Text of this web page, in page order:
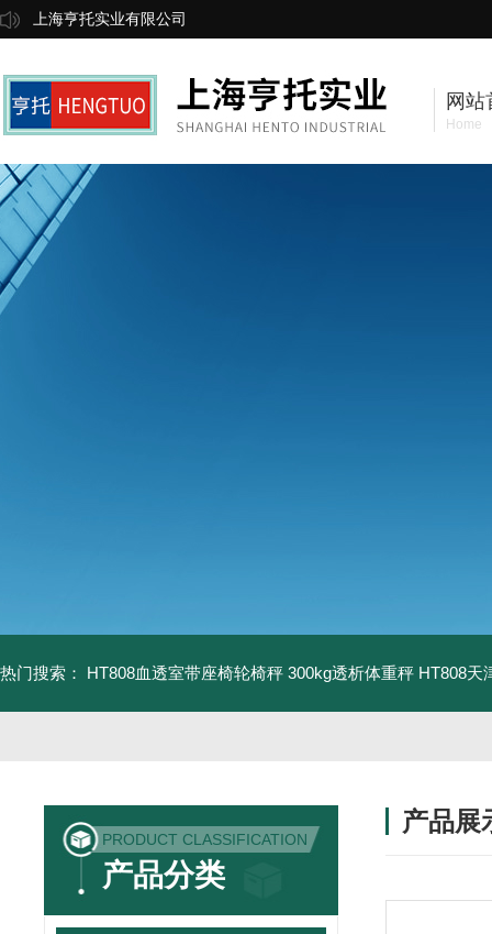
上海亨托实业有限公司
网站
Home
热门搜索： HT808血透室带座椅轮椅秤 300kg透析体重秤 HT808天
PRODUCT CLASSIFICATION
产品分类
产品展